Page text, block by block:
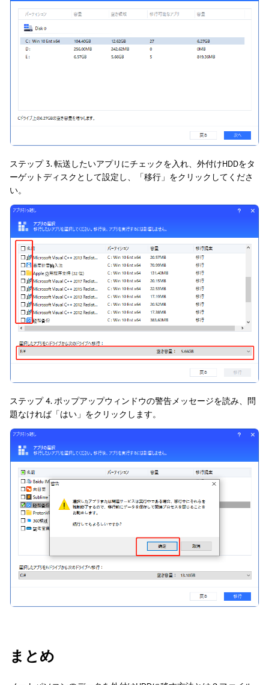
ステップ 3. 転送したいアプリにチェックを入れ、外付けHDDをタ
ーゲットディスクとして設定し、「移行」をクリックしてくださ
い。
ステップ 4. ポップアップウィンドウの警告メッセージを読み、問
題なければ「はい」をクリックします。
まとめ